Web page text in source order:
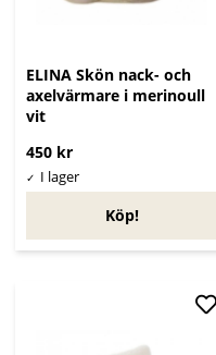
ELINA Skön nack- och
axelvärmare i merinoull
vit
450 kr
Köp!